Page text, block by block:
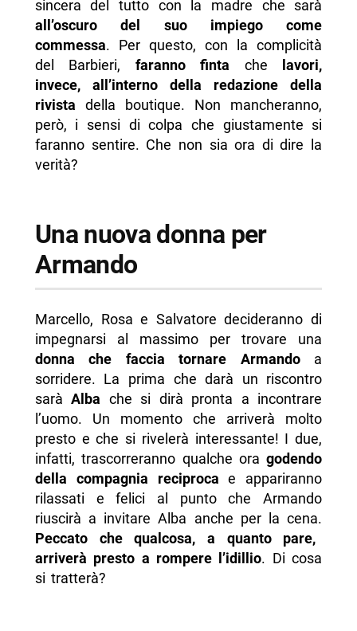
sincera del tutto con la madre che sarà
all’oscuro del suo impiego come
commessa. Per questo, con la complicità
del Barbieri, faranno finta che
lavori,
invece, all’interno della redazione della
rivista della boutique. Non mancheranno,
però, i sensi di colpa che giustamente si
faranno sentire. Che non sia ora di dire la
verità?
Una nuova donna per
Armando
Marcello, Rosa e Salvatore decideranno di
impegnarsi al massimo per trovare una
donna che faccia tornare Armandoa
sorridere. La prima che darà un riscontro
saràAlba che si dirà pronta a incontrare
l’uomo. Un momento che arriverà molto
presto e che si rivelerà interessante! I due,
infatti, trascorreranno qualche ora godendo
della compagnia reciproca e appariranno
rilassati e felici al punto che Armando
riuscirà a invitare Alba anche per la cena.
Peccato che qualcosa, a quanto pare,
arriverà presto a rompere l’idillio. Di cosa
si tratterà?